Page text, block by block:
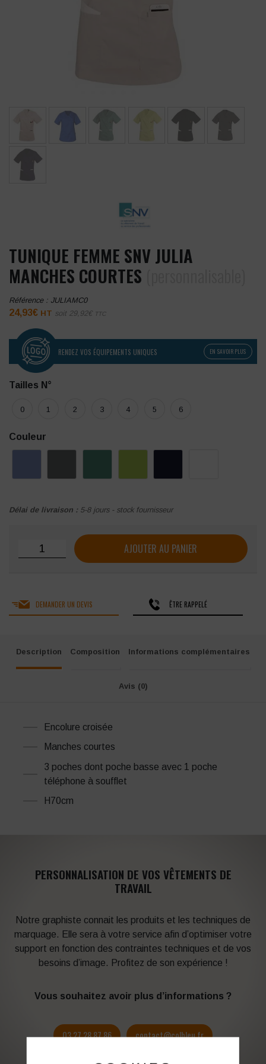
TUNIQUE FEMME SNV JULIA
MANCHES COURTES
Référence : JULIAMC0
24,93€ HT soit 29,92€ TTC
RENDEZ VOS ÉQUIPEMENTS UNIQUES EN SAVOIR PLUS
Tailles N°
0 1 2 3 4 5 6
Couleur
Délai de livraison : 5-8 jours - stock fournisseur
quantité de Tunique femme SNV Julia manches courtes
AJOUTER AU PANIER
DEMANDER UN DEVIS ÊTRE RAPPELÉ
Description Composition Informations complémentaires
Avis (0)
Encolure croisée
Manches courtes
3 poches dont poche basse avec 1 poche
téléphone à soufflet
H70cm
PERSONNALISATION DE VOS VÊTEMENTS DE
TRAVAIL
Notre graphiste connait les produits et les techniques de
marquage. Elle sera à votre service afin d’optimiser votre
support en fonction des contraintes techniques et de vos
besoins d’image. Profitez de son expérience !
Vous souhaitez avoir plus d’informations ?
03 27 28 87 86 contact@colbleu.fr